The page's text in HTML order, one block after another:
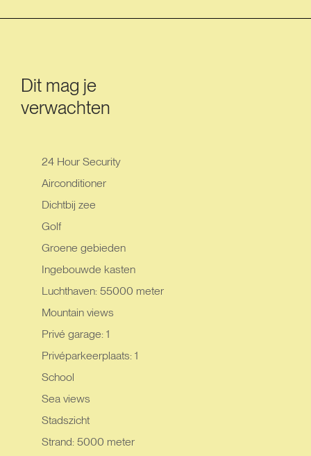
Dit mag je
verwachten
24 Hour Security
Airconditioner
Dichtbij zee
Golf
Groene gebieden
Ingebouwde kasten
Luchthaven: 55000 meter
Mountain views
Privé garage: 1
Privéparkeerplaats: 1
School
Sea views
Stadszicht
Strand: 5000 meter